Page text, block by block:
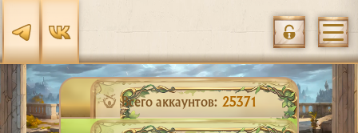
Всего аккаунтов: 25371